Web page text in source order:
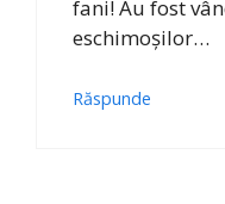
fani! Au fost
eschimoșilor…
Răspunde